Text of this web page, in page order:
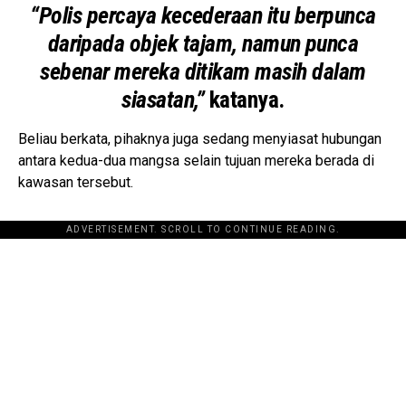
“Polis percaya kecederaan itu berpunca
daripada objek tajam, namun punca
sebenar mereka ditikam masih dalam
siasatan,” katanya.
Beliau berkata, pihaknya juga sedang menyiasat hubungan
antara kedua-dua mangsa selain tujuan mereka berada di
kawasan tersebut.
ADVERTISEMENT. SCROLL TO CONTINUE READING.